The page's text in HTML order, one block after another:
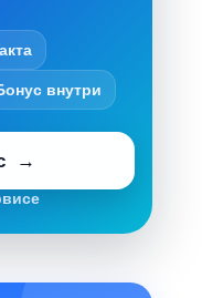
внутри